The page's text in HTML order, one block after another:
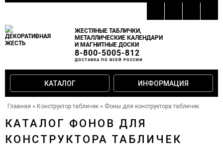
ЖЕСТЯНЫЕ ТАБЛИЧКИ,
МЕТАЛЛИЧЕСКИЕ КАЛЕНДАРИ
И МАГНИТНЫЕ ДОСКИ
8-800-5005-812
ДОСТАВКА ПО ВСЕЙ РОССИИ
КАТАЛОГ ИНФОРМАЦИЯ
Главная » Конструктор табличек » Фоны для конструктора табличек
КАТАЛОГ ФОНОВ ДЛЯ
КОНСТРУКТОРА ТАБЛИЧЕК